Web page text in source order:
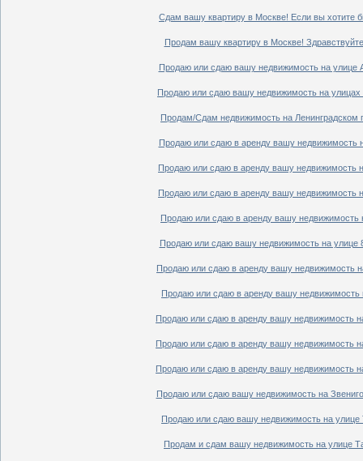
Сдам вашу квартиру в Москве! Если вы хотите
Продам вашу квартиру в Москве!
Продаю или сдаю вашу недвижимость на улице
Продаю или сдаю вашу недвижимость на
Продам/Сдам недвижимость на Ленинградском
Продаю или сдаю в аренду вашу недвижимость
Продаю или сдаю в аренду вашу недвижимость
Продаю или сдаю в аренду вашу недвижимость
Продаю или сдаю в аренду вашу недвижимость
Продаю или сдаю вашу недвижимость на улице
Продаю или сдаю в аренду вашу недвижимость
Продаю или сдаю в аренду вашу недвижимость
Продаю или сдаю в аренду вашу недвижимость
Продаю или сдаю в аренду вашу недвижимость
Продаю или сдаю в аренду вашу недвижимость
Продаю или сдаю вашу недвижимость на
Продаю или сдаю вашу недвижимость на улице
Продам и сдам вашу недвижимость на улице